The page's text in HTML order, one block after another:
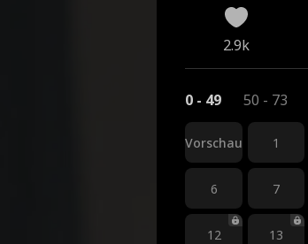
2.9k
0 - 49 50 - 73
Vorschau 1
6 7
12 13